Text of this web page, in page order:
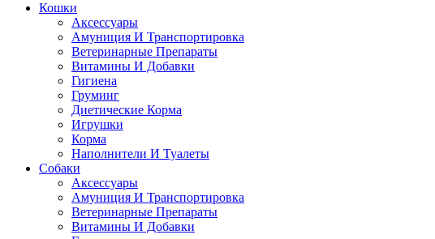
Кошки
Аксессуары
Амуниция И Транспортировка
Ветеринарные Препараты
Витамины И Добавки
Гигиена
Груминг
Диетические Корма
Игрушки
Корма
Наполнители И Туалеты
Собаки
Аксессуары
Амуниция И Транспортировка
Ветеринарные Препараты
Витамины И Добавки